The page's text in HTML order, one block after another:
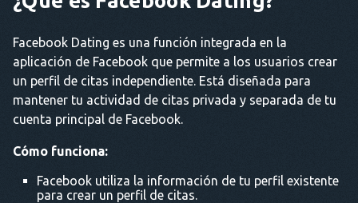
Facebook Dating es una función integrada en la
aplicación de Facebook que permite a los usuarios crear
un perfil de citas independiente. Está diseñada para
mantener tu actividad de citas privada y separada de tu
cuenta principal de Facebook.
Cómo funciona:
Facebook utiliza la información de tu perfil existente
para crear un perfil de citas.